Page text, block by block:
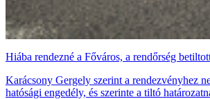
Hiába rendezné a Főváros, a rendőrség
Karácsony Gergely szerint a rendezvényhez
hatósági engedély, és szerinte a tiltó